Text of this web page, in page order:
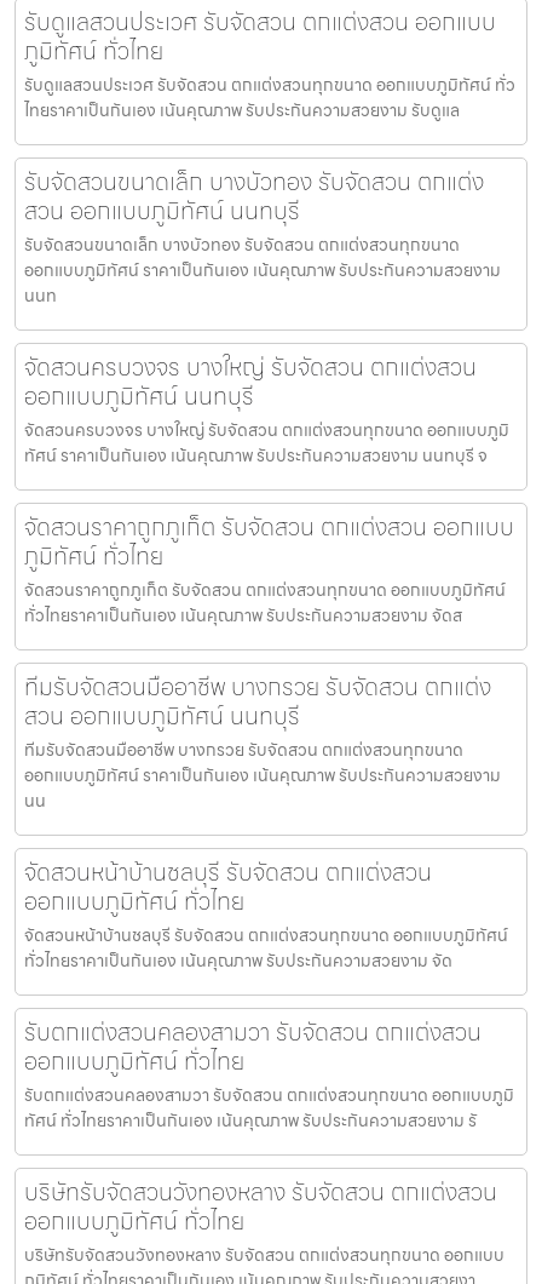
รับดูแลสวนประเวศ รับจัดสวน ตกแต่งสวน ออกแบบ
ภูมิทัศน์ ทั่วไทย
รับดูแลสวนประเวศ รับจัดสวน ตกแต่งสวนทุกขนาด ออกแบบภูมิทัศน์ ทั่ว
ไทยราคาเป็นกันเอง เน้นคุณภาพ รับประกันความสวยงาม รับดูแล
รับจัดสวนขนาดเล็ก บางบัวทอง รับจัดสวน ตกแต่ง
สวน ออกแบบภูมิทัศน์ นนทบุรี
รับจัดสวนขนาดเล็ก บางบัวทอง รับจัดสวน ตกแต่งสวนทุกขนาด
ออกแบบภูมิทัศน์ ราคาเป็นกันเอง เน้นคุณภาพ รับประกันความสวยงาม
นนท
จัดสวนครบวงจร บางใหญ่ รับจัดสวน ตกแต่งสวน
ออกแบบภูมิทัศน์ นนทบุรี
จัดสวนครบวงจร บางใหญ่ รับจัดสวน ตกแต่งสวนทุกขนาด ออกแบบภูมิ
ทัศน์ ราคาเป็นกันเอง เน้นคุณภาพ รับประกันความสวยงาม นนทบุรี จ
จัดสวนราคาถูกภูเก็ต รับจัดสวน ตกแต่งสวน ออกแบบ
ภูมิทัศน์ ทั่วไทย
จัดสวนราคาถูกภูเก็ต รับจัดสวน ตกแต่งสวนทุกขนาด ออกแบบภูมิทัศน์
ทั่วไทยราคาเป็นกันเอง เน้นคุณภาพ รับประกันความสวยงาม จัดส
ทีมรับจัดสวนมืออาชีพ บางกรวย รับจัดสวน ตกแต่ง
สวน ออกแบบภูมิทัศน์ นนทบุรี
ทีมรับจัดสวนมืออาชีพ บางกรวย รับจัดสวน ตกแต่งสวนทุกขนาด
ออกแบบภูมิทัศน์ ราคาเป็นกันเอง เน้นคุณภาพ รับประกันความสวยงาม
นน
จัดสวนหน้าบ้านชลบุรี รับจัดสวน ตกแต่งสวน
ออกแบบภูมิทัศน์ ทั่วไทย
จัดสวนหน้าบ้านชลบุรี รับจัดสวน ตกแต่งสวนทุกขนาด ออกแบบภูมิทัศน์
ทั่วไทยราคาเป็นกันเอง เน้นคุณภาพ รับประกันความสวยงาม จัด
รับตกแต่งสวนคลองสามวา รับจัดสวน ตกแต่งสวน
ออกแบบภูมิทัศน์ ทั่วไทย
รับตกแต่งสวนคลองสามวา รับจัดสวน ตกแต่งสวนทุกขนาด ออกแบบภูมิ
ทัศน์ ทั่วไทยราคาเป็นกันเอง เน้นคุณภาพ รับประกันความสวยงาม รั
บริษัทรับจัดสวนวังทองหลาง รับจัดสวน ตกแต่งสวน
ออกแบบภูมิทัศน์ ทั่วไทย
บริษัทรับจัดสวนวังทองหลาง รับจัดสวน ตกแต่งสวนทุกขนาด ออกแบบ